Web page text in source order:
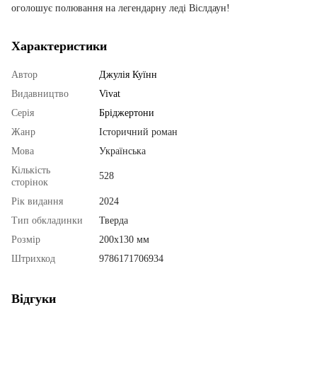
оголошує полювання на легендарну леді Віслдаун!
Характеристики
Автор
Джулія Куїнн
Видавництво
Vivat
Серія
Бріджертони
Жанр
Історичний роман
Мова
Українська
Кількість
сторінок
528
Рік видання
2024
Тип обкладинки
Тверда
Розмір
200х130 мм
Штрихкод
9786171706934
Відгуки